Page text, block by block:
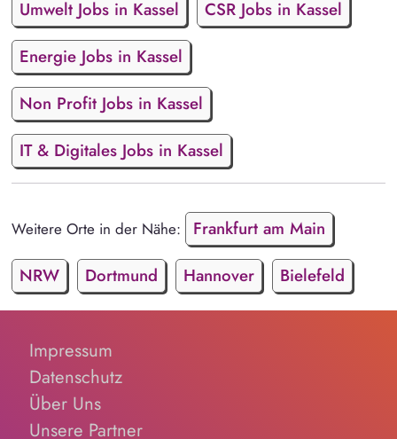
Umwelt Jobs in Kassel
CSR Jobs in Kassel
Energie Jobs in Kassel
Non Profit Jobs in Kassel
IT & Digitales Jobs in Kassel
Weitere Orte in der Nähe:
Frankfurt am Main
NRW
Dortmund Hannover Bielefeld
Impressum
Datenschutz
Über Uns
Unsere Partner